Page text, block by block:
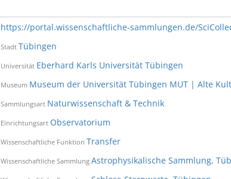
https://portal.wissenschaftliche-sammlungen.de/
Stadt Tübingen
Universität Eberhard Karls Universität Tübingen
Museum Museum der Universität Tübingen MUT | Alte
Sammlungsart Naturwissenschaft & Technik
Einrichtungsart Observatorium
Wissenschaftliche Funktion Transfer
Wissenschaftliche Sammlung Astrophysikalische Sammlung,